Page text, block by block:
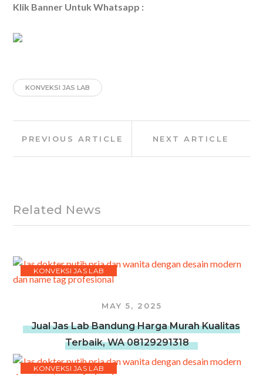
Klik Banner Untuk Whatsapp :
KONVEKSI JAS LAB
navigation
PREVIOUS ARTICLE NEXT ARTICLE
Related News
KONVEKSI JAS LAB
MAY 5, 2025
Jual Jas Lab Bandung Harga Murah Kualitas
Terbaik, WA 08129291318
KONVEKSI JAS LAB